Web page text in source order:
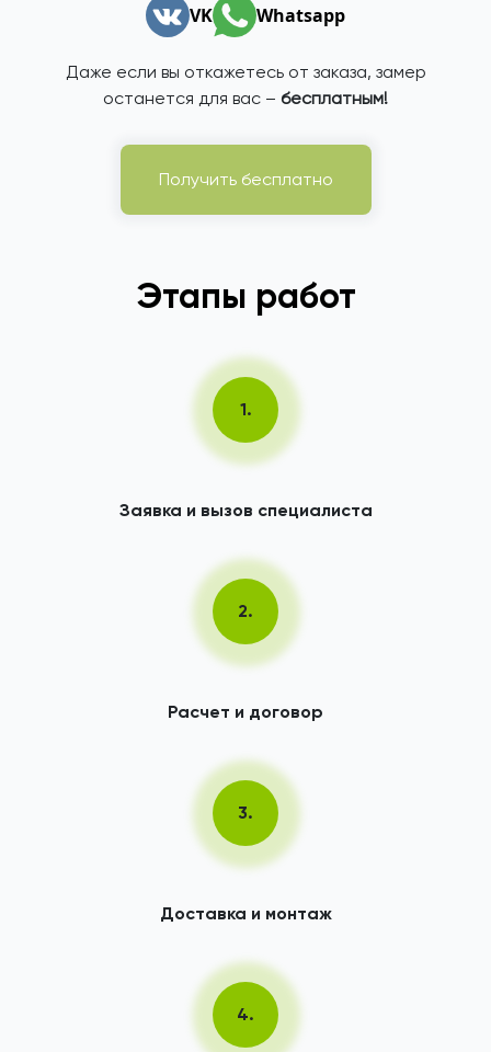
VK Whatsapp
Даже если вы откажетесь от заказа, замер
останется для вас – бесплатным!
Получить бесплатно
Этапы работ
1.
Заявка и вызов специалиста
2.
Расчет и договор
3.
Доставка и монтаж
4.